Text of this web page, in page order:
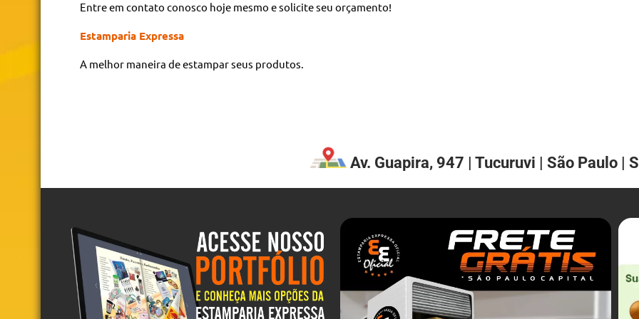
Entre em contato conosco hoje mesmo e solicite seu orçamento!
Estamparia Expressa
A melhor maneira de estampar seus produtos.
Av. Guapira, 947 | Tucuruvi | São Paulo |